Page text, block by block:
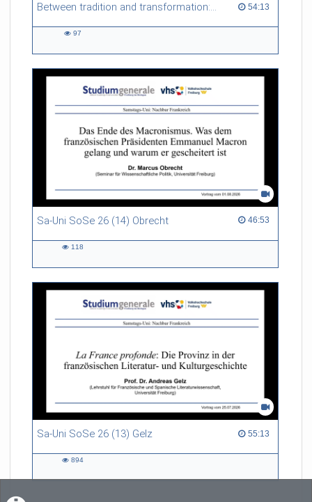
Between tradition and transformation: how owners, advisers and institutions co-create knowledge for resilient forests in Europe 54:13
54:13 duration
97
Sa-Uni SoSe 26 (14) Obrecht 46:53
46:53 duration
118
Sa-Uni SoSe 26 (13) Gelz 55:13
55:13 duration
894